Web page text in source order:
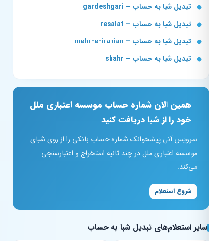
تبدیل شبا به حساب – gardeshgari
تبدیل شبا به حساب – resalat
تبدیل شبا به حساب – mehr-e-iranian
تبدیل شبا به حساب – shahr
همین الان شماره حساب موسسه اعتباری ملل
خود را از شبا دریافت کنید
سرویس آنی پیشخوانک شماره حساب بانکی را از روی شبای
موسسه اعتباری ملل در چند ثانیه استخراج و اعتبارسنجی
می‌کند.
شروع استعلام
سایر استعلام‌های تبدیل شبا به حساب